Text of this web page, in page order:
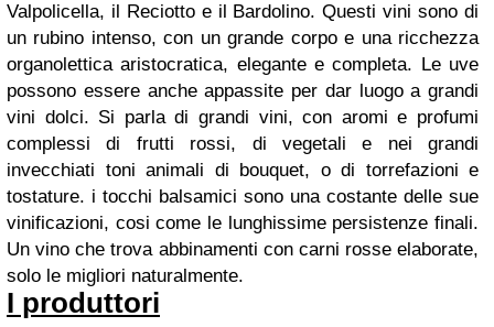
Valpolicella, il Reciotto e il Bardolino. Questi vini sono di
un rubino intenso, con un grande corpo e una ricchezza
organolettica aristocratica, elegante e completa. Le uve
possono essere anche appassite per dar luogo a grandi
vini dolci. Si parla di grandi vini, con aromi e profumi
complessi di frutti rossi, di vegetali e nei grandi
invecchiati toni animali di bouquet, o di torrefazioni e
tostature. i tocchi balsamici sono una costante delle sue
vinificazioni, cosi come le lunghissime persistenze finali.
Un vino che trova abbinamenti con carni rosse elaborate,
solo le migliori naturalmente.
I produttori